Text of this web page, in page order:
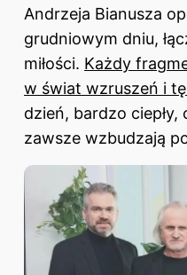
Andrzeja Bianusza
grudniowym dniu,
miłości. Każdy
w świat wzruszeń i
dzień, bardzo
zawsze wzbudzają